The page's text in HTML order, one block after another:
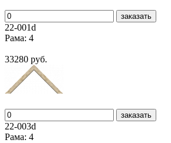
заказать
22-001d
Рама: 4
33280 руб.
заказать
22-003d
Рама: 4